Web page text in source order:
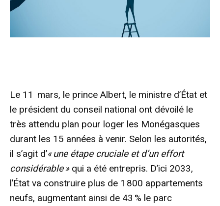
Le 11 mars, le prince Albert, le ministre d’État et
le président du conseil national ont dévoilé le
très attendu plan pour loger les Monégasques
durant les 15 années à venir. Selon les autorités,
il s’agit d’« une étape cruciale et d’un effort
considérable »qui a été entrepris. D’ici 2033,
l’État va construire plus de 1 800 appartements
neufs, augmentant ainsi de 43 % le parc